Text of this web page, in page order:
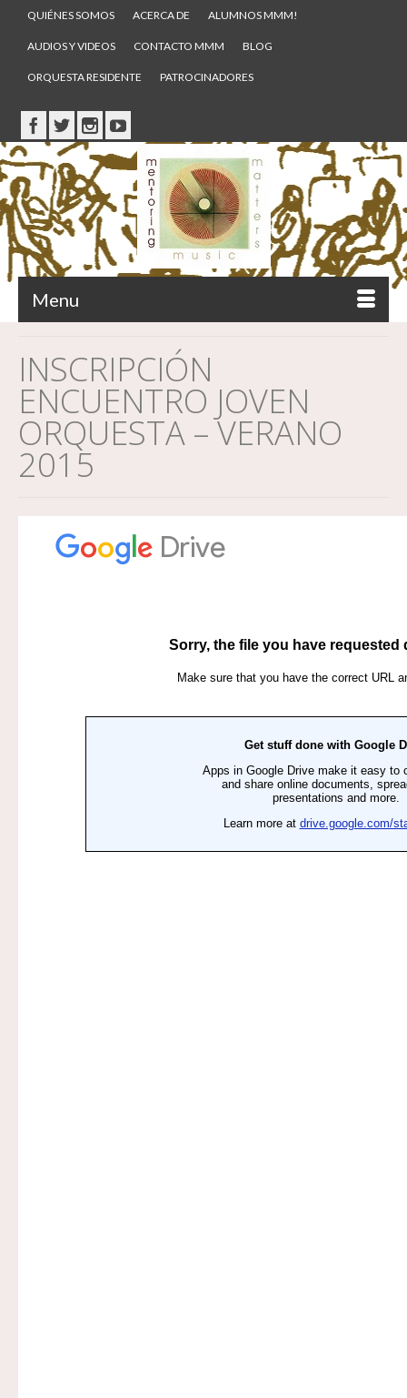
QUIÉNES SOMOS ACERCA DE ALUMNOS MMM!
AUDIOS Y VIDEOS CONTACTO MMM BLOG
ORQUESTA RESIDENTE PATROCINADORES
Menu
INSCRIPCIÓN
ENCUENTRO JOVEN
ORQUESTA – VERANO
2015